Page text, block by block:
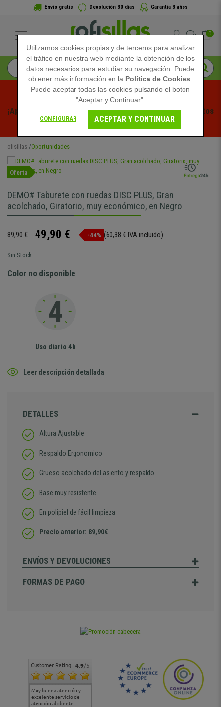
Envío gratis Devolución 30 días Garantía 3 años
0
¡Aprovecha las Rebajas de Verano en Ofisillas! Descuentos
Exclusivos por Tiempo Limitado - Ver Promo
ofisillas Oportunidades
Oferta
DEMO# Taburete con ruedas DISC PLUS, Gran
acolchado, Giratorio, muy económico, en Negro
89,90 € 49,90 € -44% (60,38 € IVA incluido)
Sin Stock
Color no disponible
Uso diario 4h
Leer descripción detallada
DETALLES
Altura Ajustable
Respaldo Ergonomico
Grueso acolchado del asiento y respaldo
Base muy resistente
En polipiel de fácil limpieza
Precio anterior: 89,90€
ENVÍOS Y DEVOLUCIONES
FORMAS DE PAGO
Customer Rating 4.9/5
Muy buena atención y
excelente servicio de
atención al cliente
Muy buena atención de
cara al asesoramiento
Si estoy contento
Utilizamos cookies propias y de terceros para analizar
el tráfico en nuestra web mediante la obtención de los
datos necesarios para estudiar su navegación. Puede
obtener más información en la Política de Cookies
Puede aceptar todas las cookies pulsando el botón
"Aceptar y Continuar".
CONFIGURAR ACEPTAR Y CONTINUAR